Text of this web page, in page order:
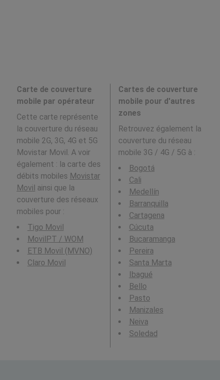
Carte de couverture
mobile par opérateur
Cette carte représente
la couverture du réseau
mobile 2G, 3G, 4G et 5G
Movistar Movil. A voir
également : la carte des
débits mobiles Movistar
Movil ainsi que la
couverture des réseaux
mobiles pour :
Tigo Movil
MovilPT / WOM
ETB Movil (MVNO)
Claro Movil
Cartes de couverture
mobile pour d'autres
zones
Retrouvez également la
couverture du réseau
mobile 3G / 4G / 5G à :
Bogotá
Cali
Medellín
Barranquilla
Cartagena
Cúcuta
Bucaramanga
Pereira
Santa Marta
Ibagué
Bello
Pasto
Manizales
Neiva
Soledad